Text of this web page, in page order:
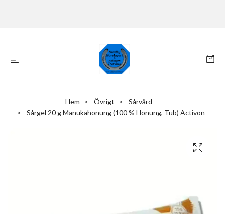
Hem Övrigt
Sårvård
Sårgel 20 g Manukahonung (100 % Honung, Tub) Activon